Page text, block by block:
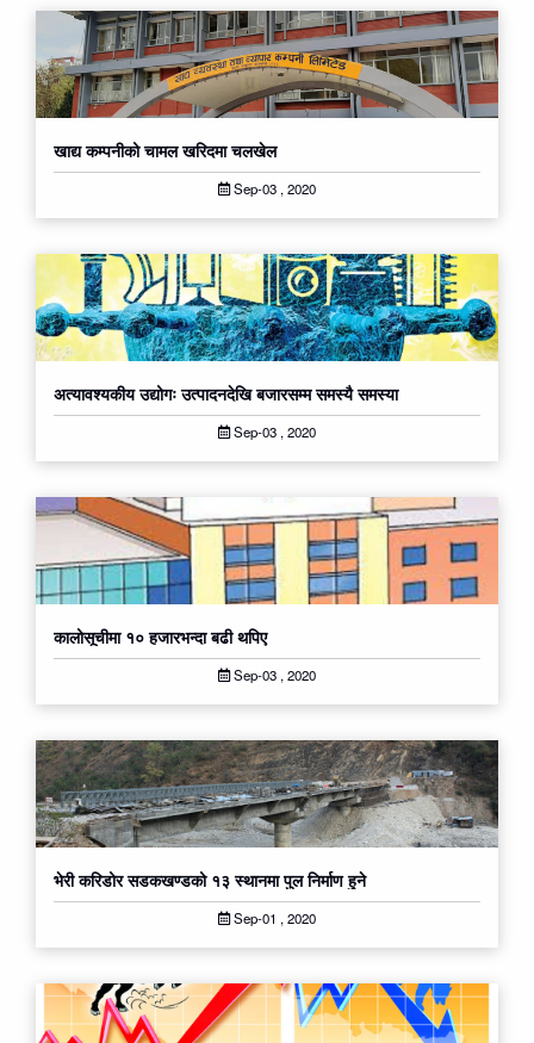
खाद्य कम्पनीको चामल खरिदमा चलखेल
Sep-03 , 2020
अत्यावश्यकीय उद्योगः उत्पादनदेखि बजारसम्म समस्यै समस्या
Sep-03 , 2020
कालोसूचीमा १० हजारभन्दा बढी थपिए
Sep-03 , 2020
भेरी करिडोर सडकखण्डको १३ स्थानमा पुल निर्माण हुने
Sep-01 , 2020